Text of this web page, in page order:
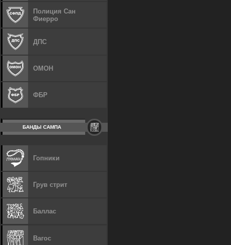
Полиция Сан
Фиерро
ДПС
ОМОН
ФБР
БАНДЫ САМПА
Гопники
Грув стрит
Баллас
Вагос